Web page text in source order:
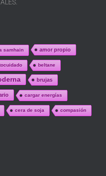
samhain amor propio
beltane
brujas
cargar energías
cera de soja compasión